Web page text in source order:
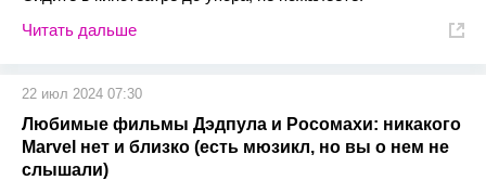
Читать дальше
22 июл 2024 07:30
Любимые фильмы Дэдпула и Росомахи: никакого
Marvel нет и близко (есть мюзикл, но вы о нем не
слышали)